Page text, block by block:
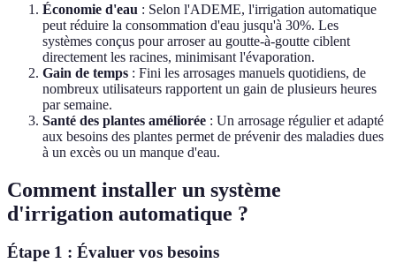
Économie d'eau : Selon l'ADEME, l'irrigation automatique
peut réduire la consommation d'eau jusqu'à 30%. Les
systèmes conçus pour arroser au goutte-à-goutte ciblent
directement les racines, minimisant l'évaporation.
Gain de temps : Fini les arrosages manuels quotidiens, de
nombreux utilisateurs rapportent un gain de plusieurs heures
par semaine.
Santé des plantes améliorée : Un arrosage régulier et adapté
aux besoins des plantes permet de prévenir des maladies dues
à un excès ou un manque d'eau.
Comment installer un système
d'irrigation automatique ?
Étape 1 : Évaluer vos besoins